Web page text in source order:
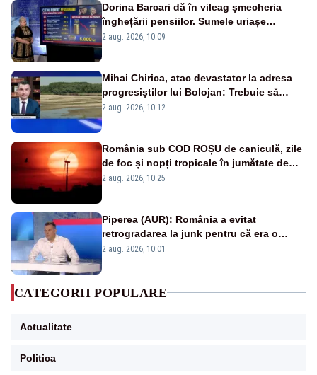
Dorina Barcari dă în vileag șmecheria
înghețării pensiilor. Sumele uriașe
pierdute de fiecare român
2 aug. 2026, 10:09
Mihai Chirica, atac devastator la adresa
progresiștilor lui Bolojan: Trebuie să
protejăm și natura, dar nu șținem omaneii
2 aug. 2026, 10:12
România sub COD ROȘU de caniculă, zile
de foc și nopți tropicale în jumătate de
țară
2 aug. 2026, 10:25
Piperea (AUR): România a evitat
retrogradarea la junk pentru că era o
catastrofă pentru bănci și fondurile de
2 aug. 2026, 10:01
CATEGORII POPULARE
Actualitate
Politica